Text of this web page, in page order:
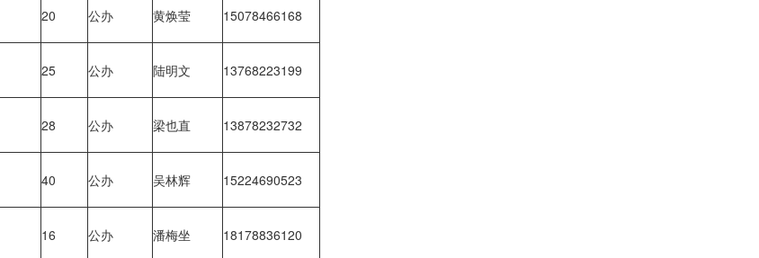
20 公办 黄焕莹 15078466168
25 公办 陆明文 13768223199
28 公办 梁也直 13878232732
40 公办 吴林辉 15224690523
16 公办 潘梅坐 18178836120